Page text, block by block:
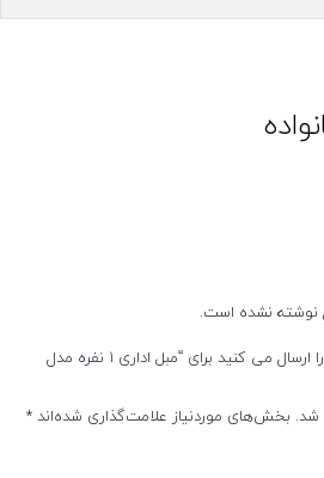
نشده است.
اولین نفری باشید که دیدگاهی را ارسال می کنید برای “مبل اداری 1 نفره مدل
شد. بخش‌های موردنیاز علامت‌گذاری شده‌اند*